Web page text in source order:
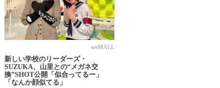
weMALL
新しい学校のリーダーズ・
SUZUKA、山里との“メガネ交
換”SHOT公開「似合ってるー」
「なんか顔似てる」